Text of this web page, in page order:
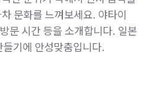
문화를 느껴보세요. 야타이
문 시간 등을 소개합니다. 일본
기에 안성맞춤입니다.